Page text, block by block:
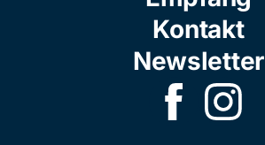
Kontakt
Newsletter